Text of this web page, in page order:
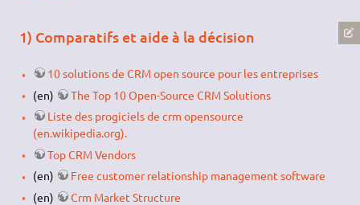
1) Comparatifs et aide à la décision
10 solutions de CRM open source pour les entreprises
(en)
The Top 10 Open-Source CRM Solutions
Liste des progiciels de crm opensource
(en.wikipedia.org).
Top CRM Vendors
(en)
Free customer relationship management software
(en)
Crm Market Structure